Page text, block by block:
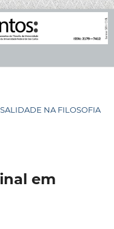
NA FILOSOFIA
em